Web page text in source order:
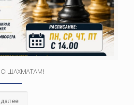
ШАХМАТАМ!